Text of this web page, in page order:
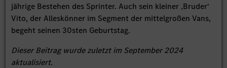
jährige Bestehen des Sprinter. Auch sein kleiner ‚Bruder‘
Vito, der Alleskönner im Segment der mittelgroßen Vans,
begeht seinen 30sten Geburtstag.
Dieser Beitrag wurde zuletzt im September 2024
aktualisiert.